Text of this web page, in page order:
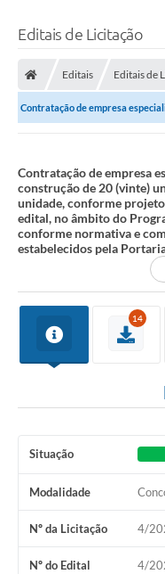
Editais de Licitação
Editais Editais de
Contratação de empresa
Contratação de empresa
construção de 20 (vinte)
unidade, conforme
edital, no âmbito do
conforme normativa e
estabelecidos pela
14
Situação
Modalidade
Nº da Licitação 4/
Nº do Edital 4/